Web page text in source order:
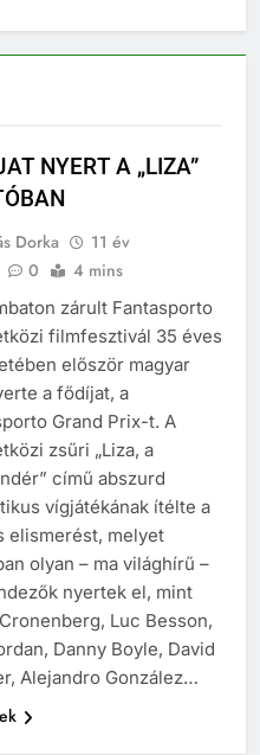
NYERT A „LIZA”
Dorka
11 év
0 4 mins
zárult Fantasporto
filmfesztivál 35 éves
először magyar
a fődíjat, a
Grand Prix-t. A
zsűri „Liza, a
című abszurd
vígjátékának ítélte a
elismerést, melyet
olyan – ma világhírű –
nyertek el, mint
Luc Besson,
Danny Boyle, David
Alejandro González…